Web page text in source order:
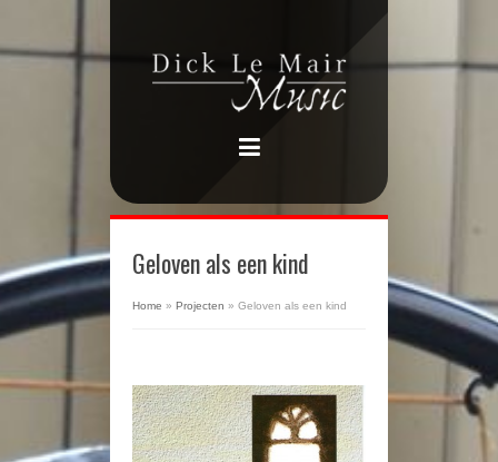
Geloven als een kind
Home » Projecten » Geloven als een kind